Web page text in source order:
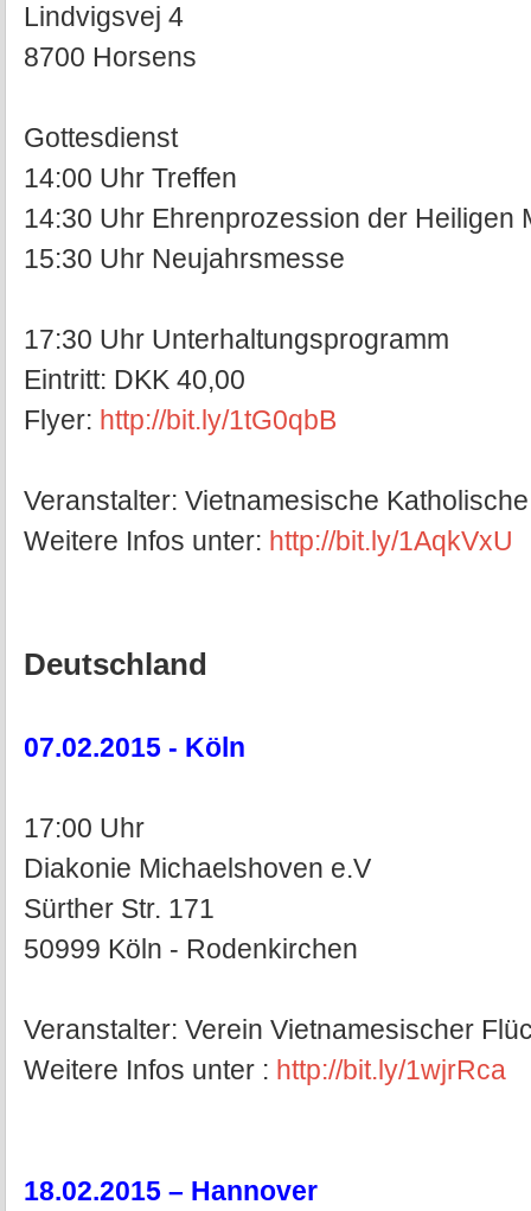
Lindvigsvej 4
8700 Horsens
Gottesdienst
14:00 Uhr Treffen
14:30 Uhr Ehrenprozession der Heiligen
15:30 Uhr Neujahrsmesse
17:30 Uhr Unterhaltungsprogramm
Eintritt: DKK 40,00
Flyer: http://bit.ly/1tG0qbB
Veranstalter: Vietnamesische
Weitere Infos unter: http://bit.ly/1AqkVxU
Deutschland
07.02.2015 - Köln
17:00 Uhr
Diakonie Michaelshoven e.V
Sürther Str. 171
50999 Köln - Rodenkirchen
Veranstalter: Verein Vietnamesischer
Weitere Infos unter : http://bit.ly/1wjrRca
18.02.2015 – Hannover